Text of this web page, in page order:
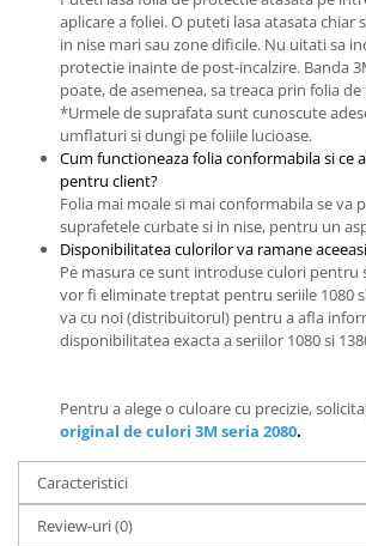
aplicare a foliei. O puteti lasa atasata chiar
in nise mari sau zone dificile. Nu uitati sa
protectie inainte de post-incalzire. Banda
poate, de asemenea, sa treaca prin folia
*Urmele de suprafata sunt cunoscute
umflaturi si dungi pe foliile lucioase.
Cum functioneaza folia conformabila si ce
pentru client?
Folia mai moale si mai conformabila se va
suprafetele curbate si in nise, pentru un
Disponibilitatea culorilor va ramane
Pe masura ce sunt introduse culori pentru
vor fi eliminate treptat pentru seriile 1080
va cu noi (distribuitorul) pentru a afla
disponibilitatea exacta a seriilor 1080 si
Pentru a alege o culoare cu precizie,
original de culori 3M seria 2080.
Caracteristici
Review-uri(0)